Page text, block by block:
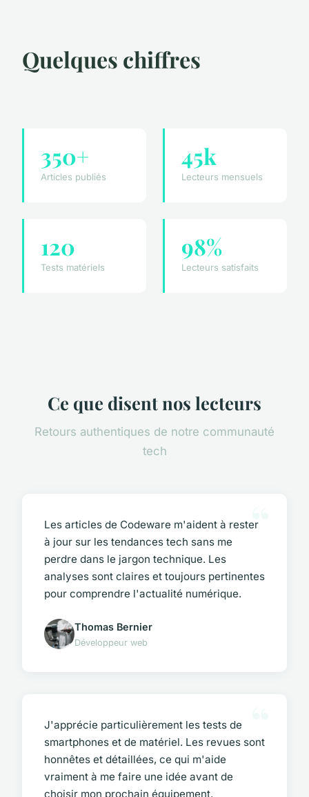
Quelques chiffres
350+
Articles publiés
45k
Lecteurs mensuels
120
Tests matériels
98%
Lecteurs satisfaits
Ce que disent nos lecteurs
Retours authentiques de notre communauté
tech
Les articles de Codeware m'aident à rester
à jour sur les tendances tech sans me
perdre dans le jargon technique. Les
analyses sont claires et toujours pertinentes
pour comprendre l'actualité numérique.
Thomas Bernier
Développeur web
J'apprécie particulièrement les tests de
smartphones et de matériel. Les revues sont
honnêtes et détaillées, ce qui m'aide
vraiment à me faire une idée avant de
choisir mon prochain équipement.